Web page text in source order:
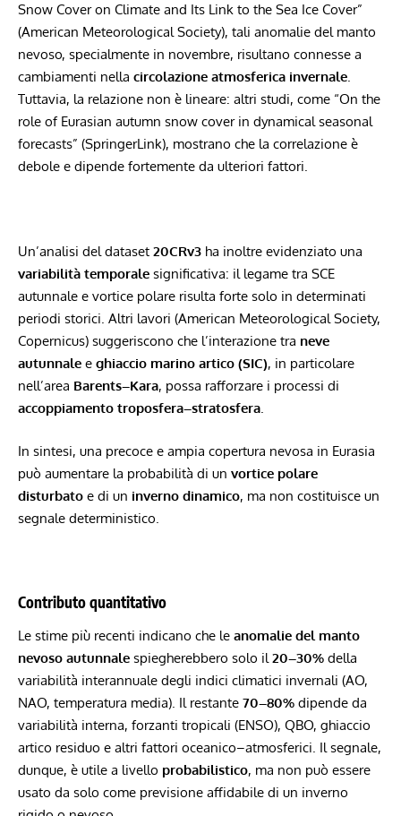
Snow Cover on Climate and Its Link to the Sea Ice Cover”
(American Meteorological Society), tali anomalie del manto
nevoso, specialmente in novembre, risultano connesse a
cambiamenti nella circolazione atmosferica invernale.
Tuttavia, la relazione non è lineare: altri studi, come “On the
role of Eurasian autumn snow cover in dynamical seasonal
forecasts” (SpringerLink), mostrano che la correlazione è
debole e dipende fortemente da ulteriori fattori.
Un’analisi del dataset 20CRv3 ha inoltre evidenziato una
variabilità temporale significativa: il legame tra SCE
autunnale e vortice polare risulta forte solo in determinati
periodi storici. Altri lavori (American Meteorological Society,
Copernicus) suggeriscono che l’interazione tra neve
autunnale e ghiaccio marino artico (SIC), in particolare
nell’area Barents–Kara, possa rafforzare i processi di
accoppiamento troposfera–stratosfera.
In sintesi, una precoce e ampia copertura nevosa in Eurasia
può aumentare la probabilità di un vortice polare
disturbato e di un inverno dinamico, ma non costituisce un
segnale deterministico.
Contributo quantitativo
Le stime più recenti indicano che le anomalie del manto
nevoso autunnale spiegherebbero solo il20–30% della
variabilità interannuale degli indici climatici invernali (AO,
NAO, temperatura media). Il restante 70–80% dipende da
variabilità interna, forzanti tropicali (ENSO), QBO, ghiaccio
artico residuo e altri fattori oceanico–atmosferici. Il segnale,
dunque, è utile a livello probabilistico, ma non può essere
usato da solo come previsione affidabile di un inverno